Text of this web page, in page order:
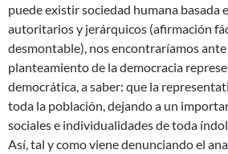
puede existir sociedad humana basada
autoritarios y jerárquicos (afirmación
desmontable), nos encontraríamos
planteamiento de la democracia
democrática, a saber: que la
toda la población, dejando a un
sociales e individualidades de toda
Así, tal y como viene denunciando el